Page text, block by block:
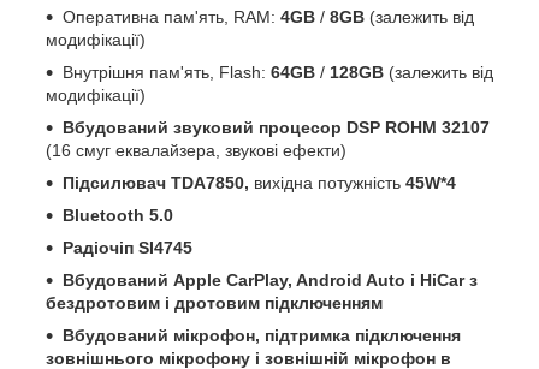
Оперативна пам'ять, RAM: 4GB / 8GB (залежить від
модифікації)
Внутрішня пам'ять, Flash: 64GB / 128GB (залежить від
модифікації)
Вбудований звуковий процесор DSP ROHM 32107
(16 смуг еквалайзера, звукові ефекти)
Підсилювач TDA7850, вихідна потужність 45W*4
Bluetooth 5.0
Радіочіп SI4745
Вбудований Apple CarPlay, Android Auto і HiCar з
бездротовим і дротовим підключенням
Вбудований мікрофон, підтримка підключення
зовнішнього мікрофону і зовнішній мікрофон в